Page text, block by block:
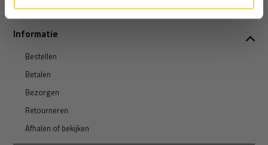
Informatie
Bestellen
Betalen
Bezorgen
Retourneren
Afhalen of bekijken